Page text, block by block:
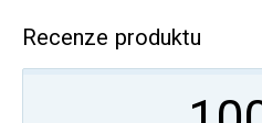
Recenze produktu